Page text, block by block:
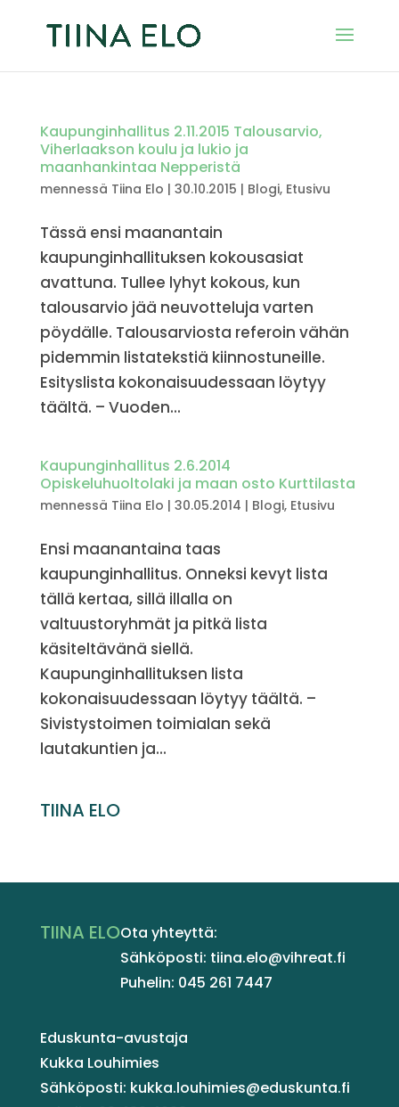
Kaupunginhallitus 2.11.2015 Talousarvio,
Viherlaakson koulu ja lukio ja
maanhankintaa Nepperistä
mennessä Tiina Elo | 30.10.2015 | Blogi, Etusivu
Tässä ensi maanantain
kaupunginhallituksen kokousasiat
avattuna. Tullee lyhyt kokous, kun
talousarvio jää neuvotteluja varten
pöydälle. Talousarviosta referoin vähän
pidemmin listatekstiä kiinnostuneille.
Esityslista kokonaisuudessaan löytyy
täältä. – Vuoden...
Kaupunginhallitus 2.6.2014
Opiskeluhuoltolaki ja maan osto Kurttilasta
mennessä Tiina Elo | 30.05.2014 | Blogi, Etusivu
Ensi maanantaina taas
kaupunginhallitus. Onneksi kevyt lista
tällä kertaa, sillä illalla on
valtuustoryhmät ja pitkä lista
käsiteltävänä siellä.
Kaupunginhallituksen lista
kokonaisuudessaan löytyy täältä. –
Sivistystoimen toimialan sekä
lautakuntien ja...
TIINA ELO
TIINA ELOOta yhteyttä:
Sähköposti: tiina.elo@vihreat.fi
Puhelin: 045 261 7447
Eduskunta-avustaja
Kukka Louhimies
Sähköposti: kukka.louhimies@eduskunta.fi